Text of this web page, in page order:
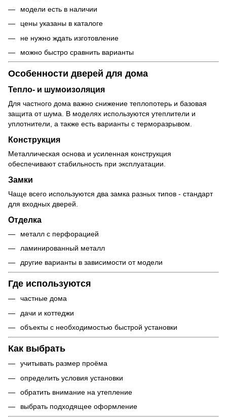
модели есть в наличии
цены указаны в каталоге
не нужно ждать изготовление
можно быстро сравнить варианты
Особенности дверей для дома
Тепло- и шумоизоляция
Для частного дома важно снижение теплопотерь и базовая
защита от шума. В моделях используются утеплители и
уплотнители, а также есть варианты с терморазрывом.
Конструкция
Металлическая основа и усиленная конструкция
обеспечивают стабильность при эксплуатации.
Замки
Чаще всего используются два замка разных типов - стандарт
для входных дверей.
Отделка
металл с перфорацией
ламинированный металл
другие варианты в зависимости от модели
Где используются
частные дома
дачи и коттеджи
объекты с необходимостью быстрой установки
Как выбрать
учитывать размер проёма
определить условия установки
обратить внимание на утепление
выбрать подходящее оформление